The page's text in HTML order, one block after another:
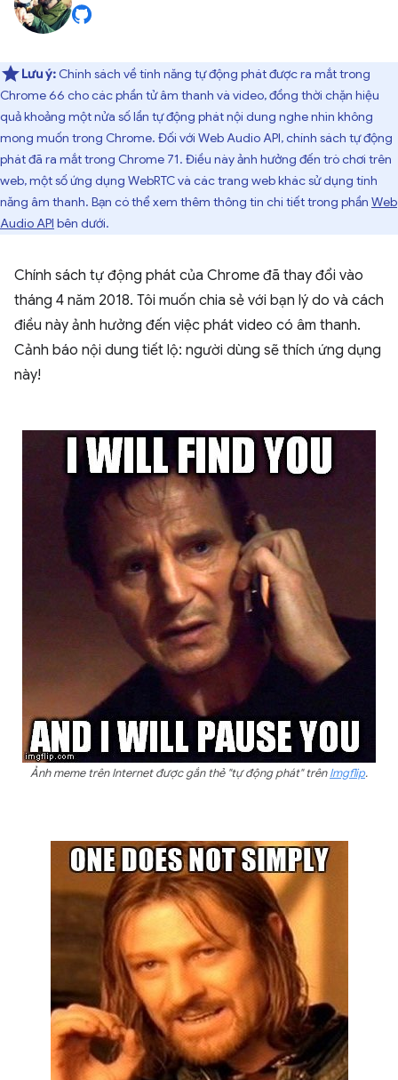
Lưu ý: Chính sách về tính năng tự động phát được ra mắt trong
Chrome 66 cho các phần tử âm thanh và video, đồng thời chặn hiệu
quả khoảng một nửa số lần tự động phát nội dung nghe nhìn không
mong muốn trong Chrome. Đối với Web Audio API, chính sách tự động
phát đã ra mắt trong Chrome 71. Điều này ảnh hưởng đến trò chơi trên
web, một số ứng dụng WebRTC và các trang web khác sử dụng tính
năng âm thanh. Bạn có thể xem thêm thông tin chi tiết trong phần Web
Audio API bên dưới.
Chính sách tự động phát của Chrome đã thay đổi vào
tháng 4 năm 2018. Tôi muốn chia sẻ với bạn lý do và cách
điều này ảnh hưởng đến việc phát video có âm thanh.
Cảnh báo nội dung tiết lộ: người dùng sẽ thích ứng dụng
này!
Ảnh meme trên Internet được gắn thẻ "tự động phát" trênImgflip.